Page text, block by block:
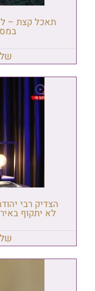
תאכל קצת –
הצדיק רבי
לא יתקוף